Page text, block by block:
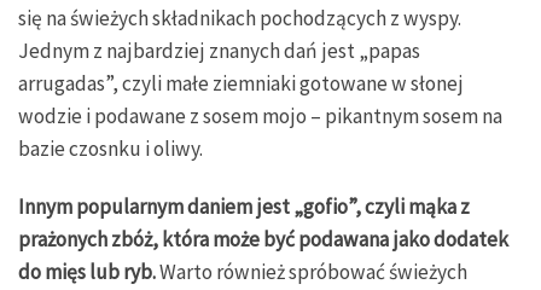
się na świeżych składnikach pochodzących z wyspy.
Jednym z najbardziej znanych dań jest „papas
arrugadas”, czyli małe ziemniaki gotowane w słonej
wodzie i podawane z sosem mojo – pikantnym sosem na
bazie czosnku i oliwy.
Innym popularnym daniem jest „gofio”, czyli mąka z
prażonych zbóż, która może być podawana jako dodatek
do mięs lub ryb.Warto również spróbować świeżych